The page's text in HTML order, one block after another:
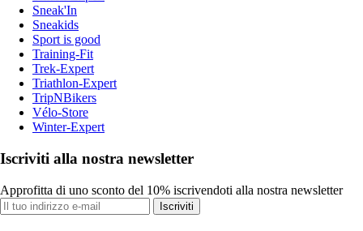
Sneak'In
Sneakids
Sport is good
Training-Fit
Trek-Expert
Triathlon-Expert
TripNBikers
Vélo-Store
Winter-Expert
Iscriviti alla nostra newsletter
Approfitta di uno sconto del 10% iscrivendoti alla nostra newsletter
Iscriviti